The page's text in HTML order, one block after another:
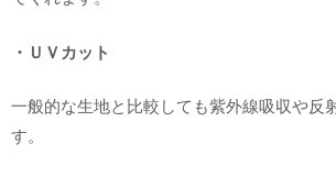
・ＵＶカット
一般的な生地と比較しても紫外線吸収や反
す。